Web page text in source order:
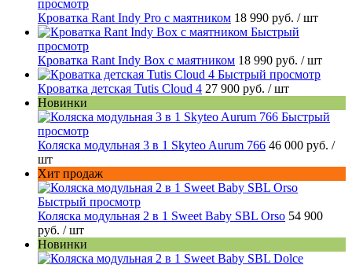
просмотр
Кроватка Rant Indy Pro с маятником 18 990 руб. / шт
Быстрый
просмотр
Кроватка Rant Indy Box с маятником 18 990 руб. / шт
Быстрый просмотр
Кроватка детская Tutis Cloud 4 27 900 руб. / шт
Новинки
Быстрый
просмотр
Коляска модульная 3 в 1 Skyteo Aurum 766 46 000 руб. /
шт
Хит продаж
Быстрый просмотр
Коляска модульная 2 в 1 Sweet Baby SBL Orso 54 900
руб. / шт
Новинки